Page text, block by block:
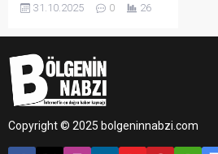
Gazze’de 7 Ekim’de
çalışmalarının aralıksız
sürdüğünü açıkladı.
31.10.2025 0 26
Copyright © 2025 bolgeninnabzi.com